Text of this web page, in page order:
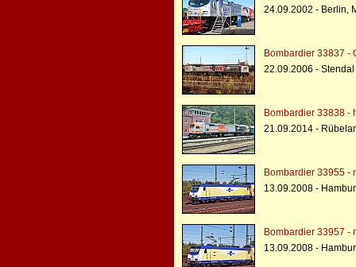
24.09.2002 - Berlin,
Bombardier 33837 -
22.09.2006 - Stendal
Bombardier 33838 -
21.09.2014 -
Bombardier 33955 -
13.09.2008 -
Bombardier 33957 -
13.09.2008 -